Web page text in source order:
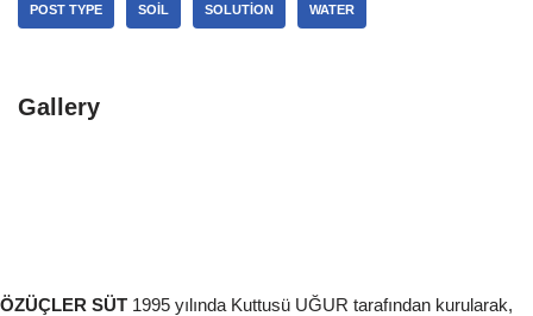
POST TYPE SOIL SOLUTION WATER
Gallery
ÖZÜÇLER SÜT 1995 yılında Kuttusü UĞUR tarafından kurularak,